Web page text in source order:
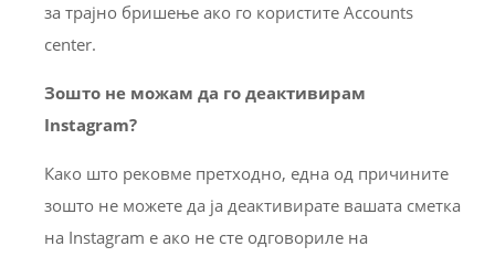
за трајно бришење ако го користите Accounts
center.
Зошто не можам да го деактивирам
Instagram?
Како што рековме претходно, една од причините
зошто не можете да ја деактивирате вашата сметка
на Instagram е ако не сте одговориле на